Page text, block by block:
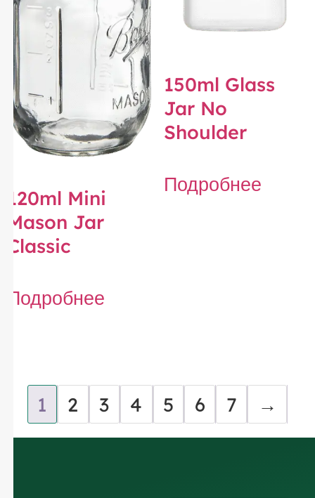
120ml Mini
Mason Jar
Classic
Подробнее
150ml Glass
Jar No
Shoulder
Подробнее
1 2 3 4 5 6 7 →